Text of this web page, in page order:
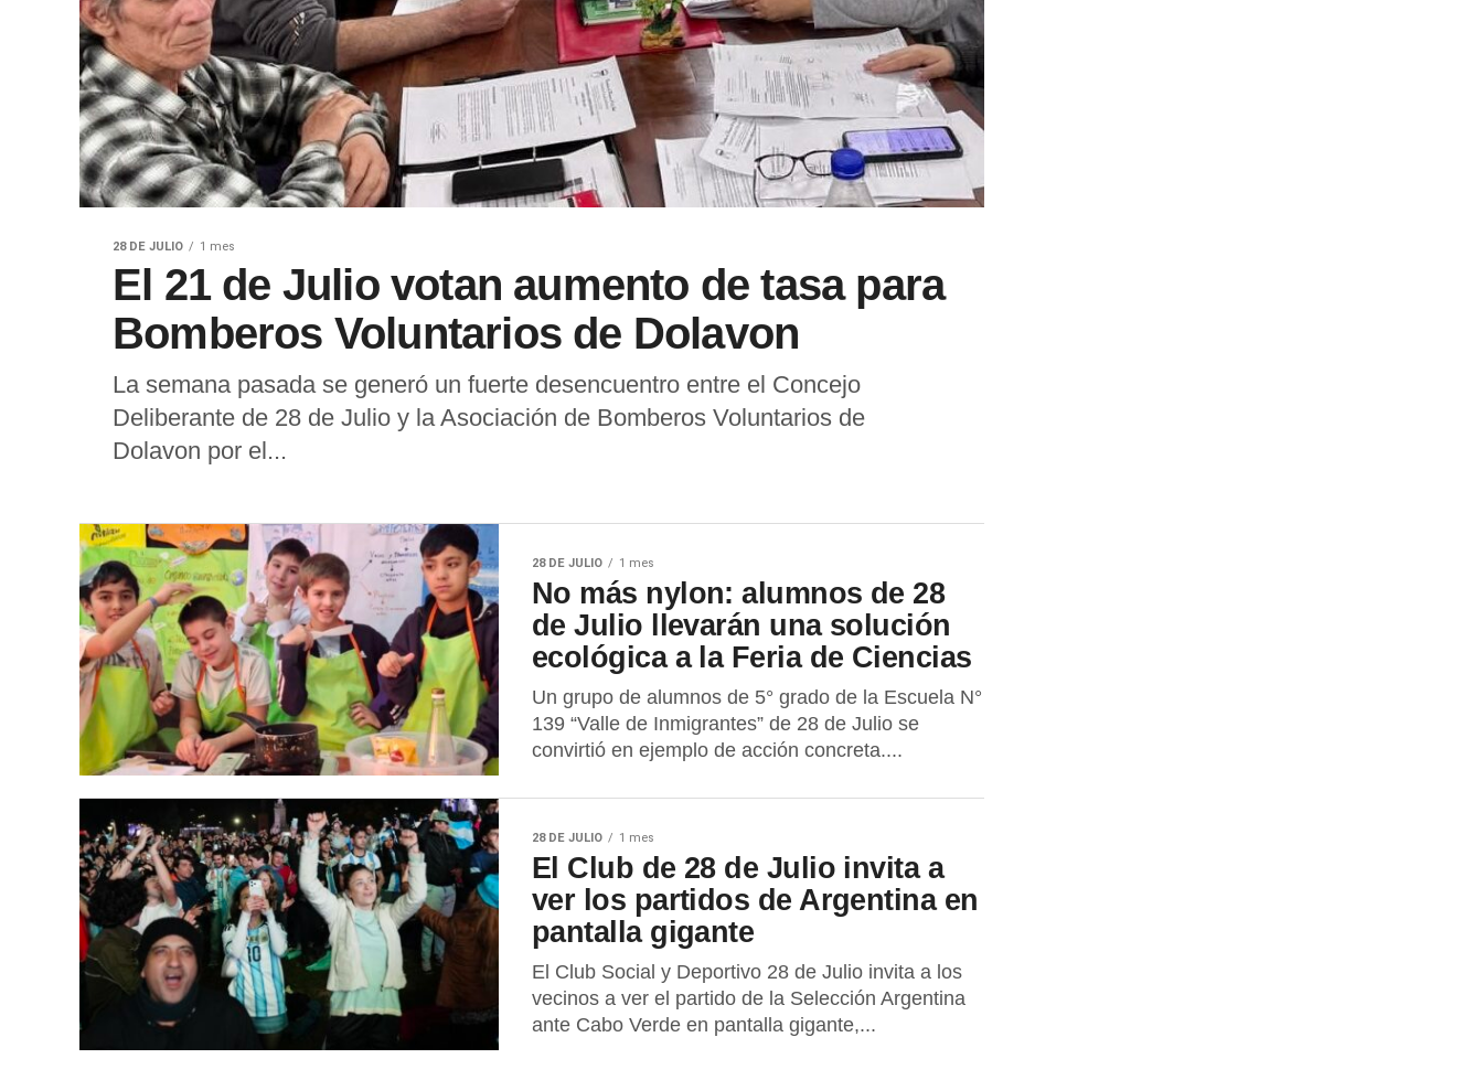
28 DE JULIO 1 mes
El 21 de Julio votan aumento de tasa para
Bomberos Voluntarios de Dolavon
La semana pasada se generó un fuerte desencuentro entre el Concejo
Deliberante de 28 de Julio y la Asociación de Bomberos Voluntarios de
Dolavon por el...
28 DE JULIO 1 mes
No más nylon: alumnos de 28
de Julio llevarán una solución
ecológica a la Feria de Ciencias
Un grupo de alumnos de 5° grado de la Escuela N°
139 “Valle de Inmigrantes” de 28 de Julio se
convirtió en ejemplo de acción concreta....
28 DE JULIO 1 mes
El Club de 28 de Julio invita a
ver los partidos de Argentina en
pantalla gigante
El Club Social y Deportivo 28 de Julio invita a los
vecinos a ver el partido de la Selección Argentina
ante Cabo Verde en pantalla gigante,...